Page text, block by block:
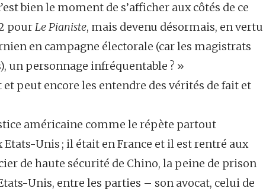
bien le moment de s’afficher aux côtés de ce
pourLe Pianiste, mais devenu désormais, en vertu
en campagne électorale (car les magistrats
un personnage infréquentable ? »
peut encore les entendre des vérités de fait et
américaine comme le répète partout
Unis ; il était en France et il est rentré aux
de haute sécurité de Chino, la peine de prison
Unis, entre les parties – son avocat, celui de